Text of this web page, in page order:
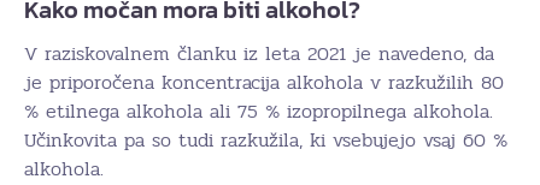
Kako močan mora biti alkohol?
V raziskovalnem članku iz leta 2021 je navedeno, da
je priporočena koncentracija alkohola v razkužilih 80
% etilnega alkohola ali 75 % izopropilnega alkohola.
Učinkovita pa so tudi razkužila, ki vsebujejo vsaj 60 %
alkohola.